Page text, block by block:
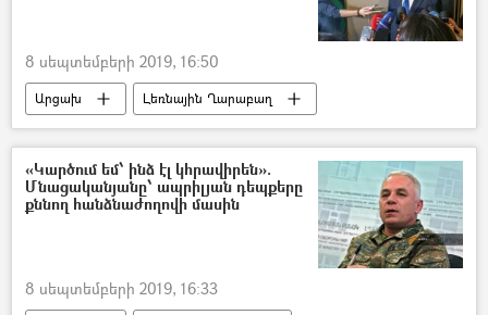
8 սեպտեմբերի 2019, 16:50
Արցախ
Լեռնային Ղարաբաղ
Ղարաբաղյան հակամարտություն
Ադրբեջան
ԵԱՀԿ Մինսկի Խումբ
Նիկոլ Փաշինյան
Իլհամ Ալիև
«Կարծում եմ՝ ինձ էլ կհրավիրեն».
Մնացականյանը՝ ապրիլյան դեպքերը
քննող հանձնաժողովի մասին
8 սեպտեմբերի 2019, 16:33